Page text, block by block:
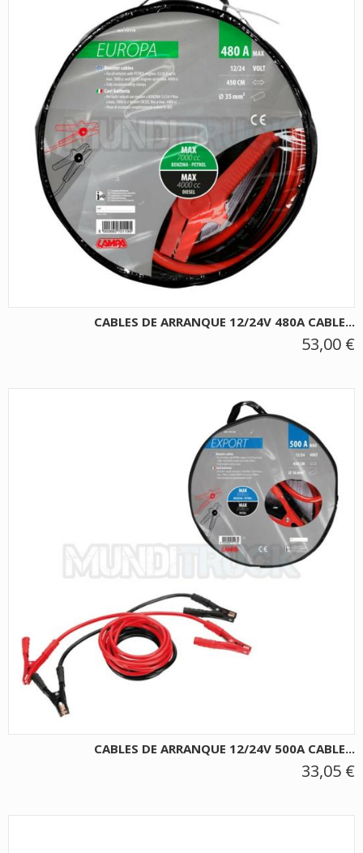
CABLES DE ARRANQUE 12/24V 480A CABLE...
53,00 €
CABLES DE ARRANQUE 12/24V 500A CABLE...
33,05 €